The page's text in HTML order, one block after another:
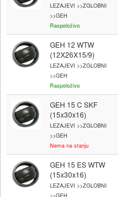
LEZAJEVI >>ZGLOBNI
>>GEH
Raspoloživo
GEH 12 WTW
(12X26X15/9)
LEZAJEVI >>ZGLOBNI
>>GEH
Raspoloživo
GEH 15 C SKF
(15x30x16)
LEZAJEVI >>ZGLOBNI
>>GEH
Nema na stanju
GEH 15 ES WTW
(15x30x16)
LEZAJEVI >>ZGLOBNI